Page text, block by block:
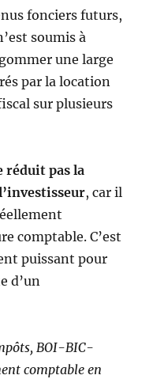
fonciers futurs,
soumis à
une large
par la location
sur plusieurs
réduit pas la
, car il
comptable. C’est
puissant pour
d’un
BOI-BIC-
comptable en